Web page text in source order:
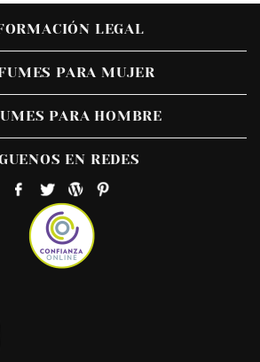
LEGAL
PARA MUJER
PARA HOMBRE
EN REDES